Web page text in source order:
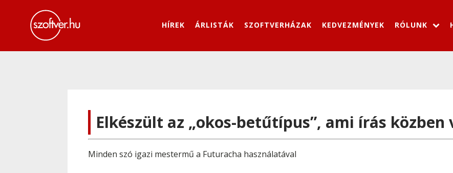
HÍREK ÁRLISTÁK SZOFTVERHÁZAK KEDVEZMÉNYEK RÓLUNK
Elkészült az „okos-betűtípus”, ami írás
Minden szó igazi mestermű a Futuracha használatával